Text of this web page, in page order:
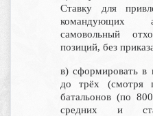
Ставку для
командующих
самовольный
позиций, без
в) сформировать в
до трёх (смотря
батальонов (по
средних и